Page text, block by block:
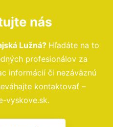
nás
Lužná? Hľadáte na to
profesionálov za
informácií či nezáväznú
kontaktovať –
vyskove.sk.